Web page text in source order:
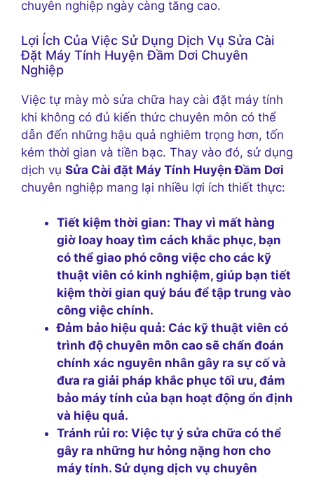
chuyên nghiệp ngày càng tăng cao.
Lợi Ích Của Việc Sử Dụng Dịch Vụ Sửa Cài
Đặt Máy Tính Huyện Đầm Dơi Chuyên
Nghiệp
Việc tự mày mò sửa chữa hay cài đặt máy tính
khi không có đủ kiến thức chuyên môn có thể
dẫn đến những hậu quả nghiêm trọng hơn, tốn
kém thời gian và tiền bạc. Thay vào đó, sử dụng
dịch vụ Sửa Cài đặt Máy Tính Huyện Đầm Dơi
chuyên nghiệp mang lại nhiều lợi ích thiết thực:
Tiết kiệm thời gian: Thay vì mất hàng
giờ loay hoay tìm cách khắc phục, bạn
có thể giao phó công việc cho các kỹ
thuật viên có kinh nghiệm, giúp bạn tiết
kiệm thời gian quý báu để tập trung vào
công việc chính.
Đảm bảo hiệu quả: Các kỹ thuật viên có
trình độ chuyên môn cao sẽ chẩn đoán
chính xác nguyên nhân gây ra sự cố và
đưa ra giải pháp khắc phục tối ưu, đảm
bảo máy tính của bạn hoạt động ổn định
và hiệu quả.
Tránh rủi ro: Việc tự ý sửa chữa có thể
gây ra những hư hỏng nặng hơn cho
máy tính. Sử dụng dịch vụ chuyên